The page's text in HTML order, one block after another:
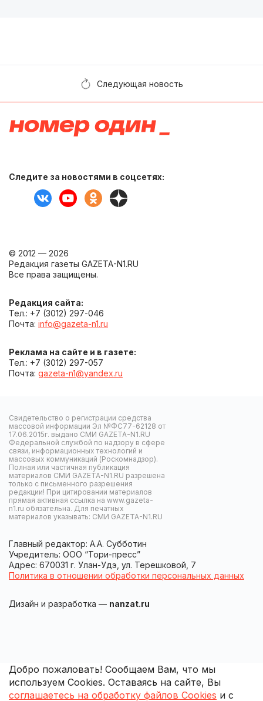
Следующая новость
Следите за новостями в соцсетях:
© 2012 — 2026
Редакция газеты GAZETA-N1.RU
Все права защищены.
Редакция сайта:
Тел.: +7 (3012) 297-046
Почта: info@gazeta-n1.ru
Реклама на сайте и в газете:
Тел.: +7 (3012) 297-057
Почта: gazeta-n1@yandex.ru
Свидетельство о регистрации средства
массовой информации Эл №ФС77-62128 от
17.06.2015г. выдано СМИ GAZETA-N1.RU
Федеральной службой по надзору в сфере
связи, информационных технологий и
массовых коммуникаций (Роскомнадзор).
Полная или частичная публикация
материалов СМИ GAZETA-N1.RU разрешена
только с письменного разрешения
редакции! При цитировании материалов
прямая активная ссылка на www.gazeta-
n1.ru обязательна. Для печатных
материалов указывать: СМИ GAZETA-N1.RU
Главный редактор: А.А. Субботин
Учредитель: ООО “Тори-пресс”
Адрес: 670031 г. Улан-Удэ, ул. Терешковой, 7
Политика в отношении обработки персональных данных
Дизайн и разработка — nanzat.ru
Добро пожаловать! Сообщаем Вам, что мы
используем Cookies. Оставаясь на сайте, Вы
соглашаетесь на обработку файлов Cookies и с